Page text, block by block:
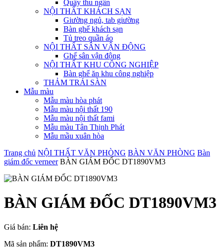
Quầy thu ngân
NỘI THẤT KHÁCH SẠN
Giường ngủ, tab giường
Bàn ghế khách sạn
Tủ treo quần áo
NỘI THẤT SÂN VẬN ĐỘNG
Ghế sân vận động
NỘI THẤT KHU CÔNG NGHIỆP
Bàn ghế ăn khu công nghiệp
THẢM TRẢI SÀN
Mẫu màu
Mẫu màu hòa phát
Mẫu màu nội thất 190
Mẫu màu nội thất fami
Mẫu màu Tân Thịnh Phát
Mẫu mầu xuân hòa
Trang chủ NỘI THẤT VĂN PHÒNG BÀN VĂN PHÒNG Bàn
giám đốc verneer BÀN GIÁM ĐỐC DT1890VM3
BÀN GIÁM ĐỐC DT1890VM3
Giá bán: Liên hệ
Mã sản phẩm: DT1890VM3